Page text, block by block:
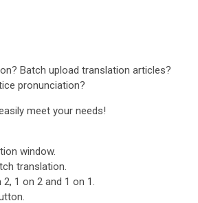
Batch upload translation articles?
pronunciation?
meet your needs!
window.
translation.
1 on 2 and 1 on 1.